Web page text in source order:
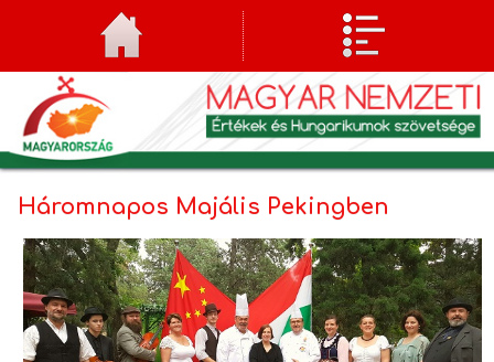
Háromnapos Majális Pekingben